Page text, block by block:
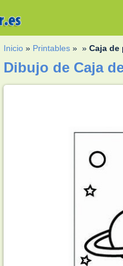
Inicio » Printables » »Caja de
Dibujo de Caja